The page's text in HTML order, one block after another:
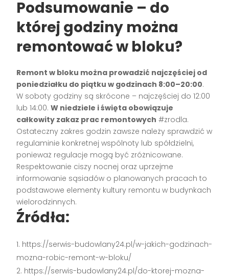
Podsumowanie – do
której godziny można
remontować w bloku?
Remont w bloku można prowadzić najczęściej od
poniedziałku do piątku w godzinach 8:00–20:00.
W soboty godziny są skrócone – najczęściej do 12:00
lub 14:00.W niedziele i święta obowiązuje
całkowity zakaz prac remontowych #zrodla.
Ostateczny zakres godzin zawsze należy sprawdzić w
regulaminie konkretnej wspólnoty lub spółdzielni,
ponieważ regulacje mogą być zróżnicowane.
Respektowanie ciszy nocnej oraz uprzejme
informowanie sąsiadów o planowanych pracach to
podstawowe elementy kultury remontu w budynkach
wielorodzinnych.
Źródła:
https://serwis-budowlany24.pl/w-jakich-godzinach-
mozna-robic-remont-w-bloku/
https://serwis-budowlany24.pl/do-ktorej-mozna-